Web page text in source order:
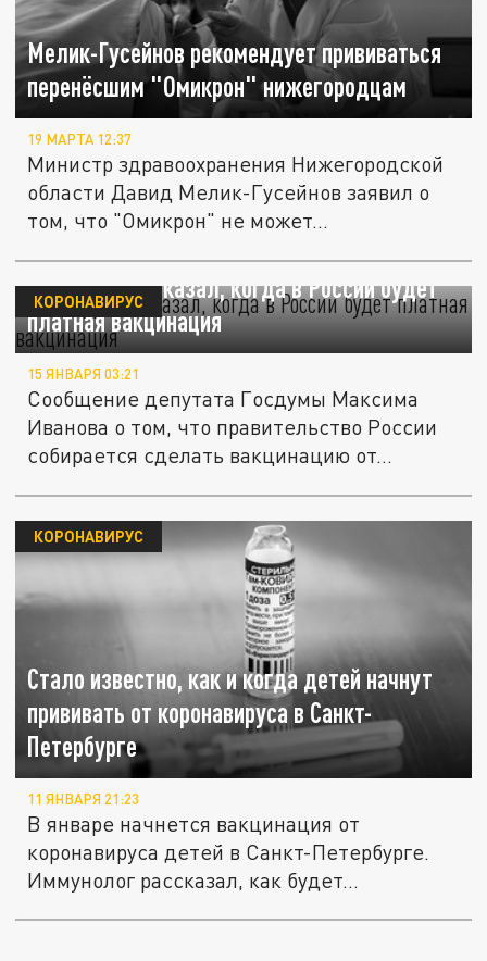
Мелик-Гусейнов рекомендует прививаться
перенёсшим "Омикрон" нижегородцам
19 МАРТА 12:37
Министр здравоохранения Нижегородской
области Давид Мелик-Гусейнов заявил о
том, что "Омикрон" не может...
Гинцбург рассказал, когда в России будет
платная вакцинация
КОРОНАВИРУС
15 ЯНВАРЯ 03:21
Сообщение депутата Госдумы Максима
Иванова о том, что правительство России
собирается сделать вакцинацию от...
Стало известно, как и когда детей начнут
прививать от коронавируса в Санкт-
Петербурге
КОРОНАВИРУС
11 ЯНВАРЯ 21:23
В январе начнется вакцинация от
коронавируса детей в Санкт-Петербурге.
Иммунолог рассказал, как будет...